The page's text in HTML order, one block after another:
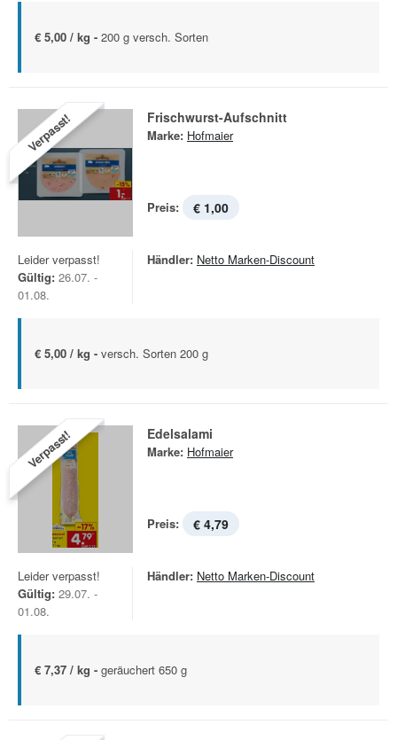
€ 5,00 / kg - 200 g versch. Sorten
Verpasst! Frischwurst-Aufschnitt
Marke: Hofmaier
Preis: € 1,00
Leider verpasst!
Gültig: 26.07. -
01.08.
Händler: Netto Marken-Discount
€ 5,00 / kg - versch. Sorten 200 g
Verpasst! Edelsalami
Marke: Hofmaier
Preis: € 4,79
Leider verpasst!
Gültig: 29.07. -
01.08.
Händler: Netto Marken-Discount
€ 7,37 / kg - geräuchert 650 g